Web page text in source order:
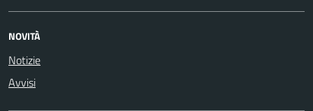
NOVITÀ
Notizie
Avvisi